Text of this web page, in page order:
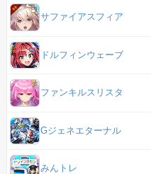
サファイアスフィア
ドルフィンウェーブ
ファンキルスリスタ
Gジェネエターナル
みんトレ